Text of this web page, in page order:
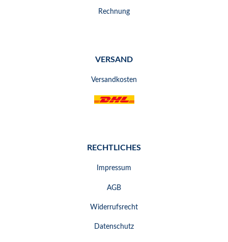
Rechnung
VERSAND
Versandkosten
RECHTLICHES
Impressum
AGB
Widerrufsrecht
Datenschutz